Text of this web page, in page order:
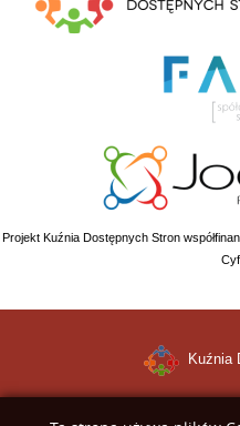
Projekt Kuźnia Dostępnych Stron
Kuźnia